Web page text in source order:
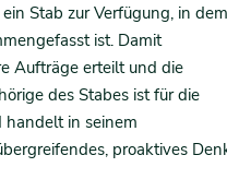
Stab zur Verfügung, in dem
ist. Damit
Aufträge erteilt und die
des Stabes ist für die
in seinem
proaktives